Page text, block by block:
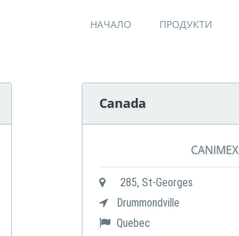
НАЧАЛО ПРОДУКТИ
Canada
CANIMEX
285, St-Georges
Drummondville
Quebec